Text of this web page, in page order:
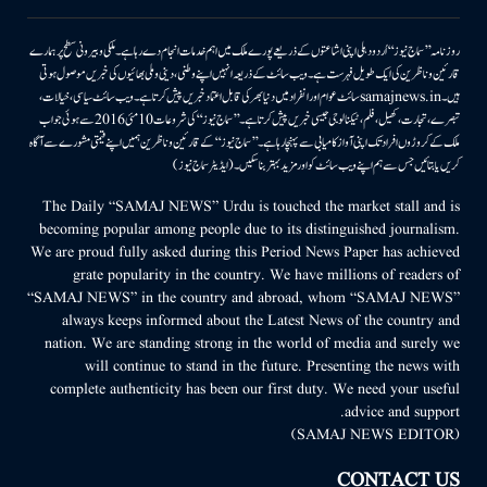
روزنامہ ’’سماج نیوز‘‘ اُردو دہلی اپنی اشاعتوں کے ذریعے پورے ملک میں اہم خدمات انجام دے رہا ہے۔ ملکی وبیرونی سطح پر ہمارے
قارئین وناظرین کی ایک طویل فہرست ہے۔ ویب سائٹ کے ذریعہ انہیں اپنے وطنی، دینی وملی بھائیوں کی خبریں موصول ہوتی
ہیں۔samajnews.inسائٹ عوام اور انفراد میں دنیا بھر کی قابل اعتماد خبریں پیش کرتا ہے۔ ویب سائٹ سیاسی، خیالات،
تبصرے، تجارت، کھیل، فلم، ٹیکنالوجی جیسی خبریں پیش کرتا ہے۔ ’’سماج نیوز‘‘ کی شروعات 10مئی 2016 سے ہوئی جو اب
ملک کے کروڑوں افراد تک اپنی آواز کامیابی سے پہنچا رہا ہے۔ ’’سماج نیوز‘‘ کے قارئین وناظرین ہمیں اپنے قیمتی مشورے سے آگاہ
کریں یا بتائیں جس سے ہم اپنے ویب سائٹ کو اور مزید بہتر بناسکیں۔ (ایڈیٹر سماج نیوز)
The Daily “SAMAJ NEWS” Urdu is touched the market stall and is
becoming popular among people due to its distinguished journalism.
We are proud fully asked during this Period News Paper has achieved
grate popularity in the country. We have millions of readers of
“SAMAJ NEWS” in the country and abroad, whom “SAMAJ NEWS”
always keeps informed about the Latest News of the country and
nation. We are standing strong in the world of media and surely we
will continue to stand in the future. Presenting the news with
complete authenticity has been our first duty. We need your useful
advice and support.
(SAMAJ NEWS EDITOR)
CONTACT US